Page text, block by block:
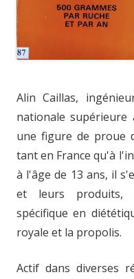
Alin Caillas,
nationale supérieure
une figure de proue
tant en France qu'à
à l'âge de 13 ans, il
et leurs produits,
spécifique en
royale et la propolis.
Actif dans diverses